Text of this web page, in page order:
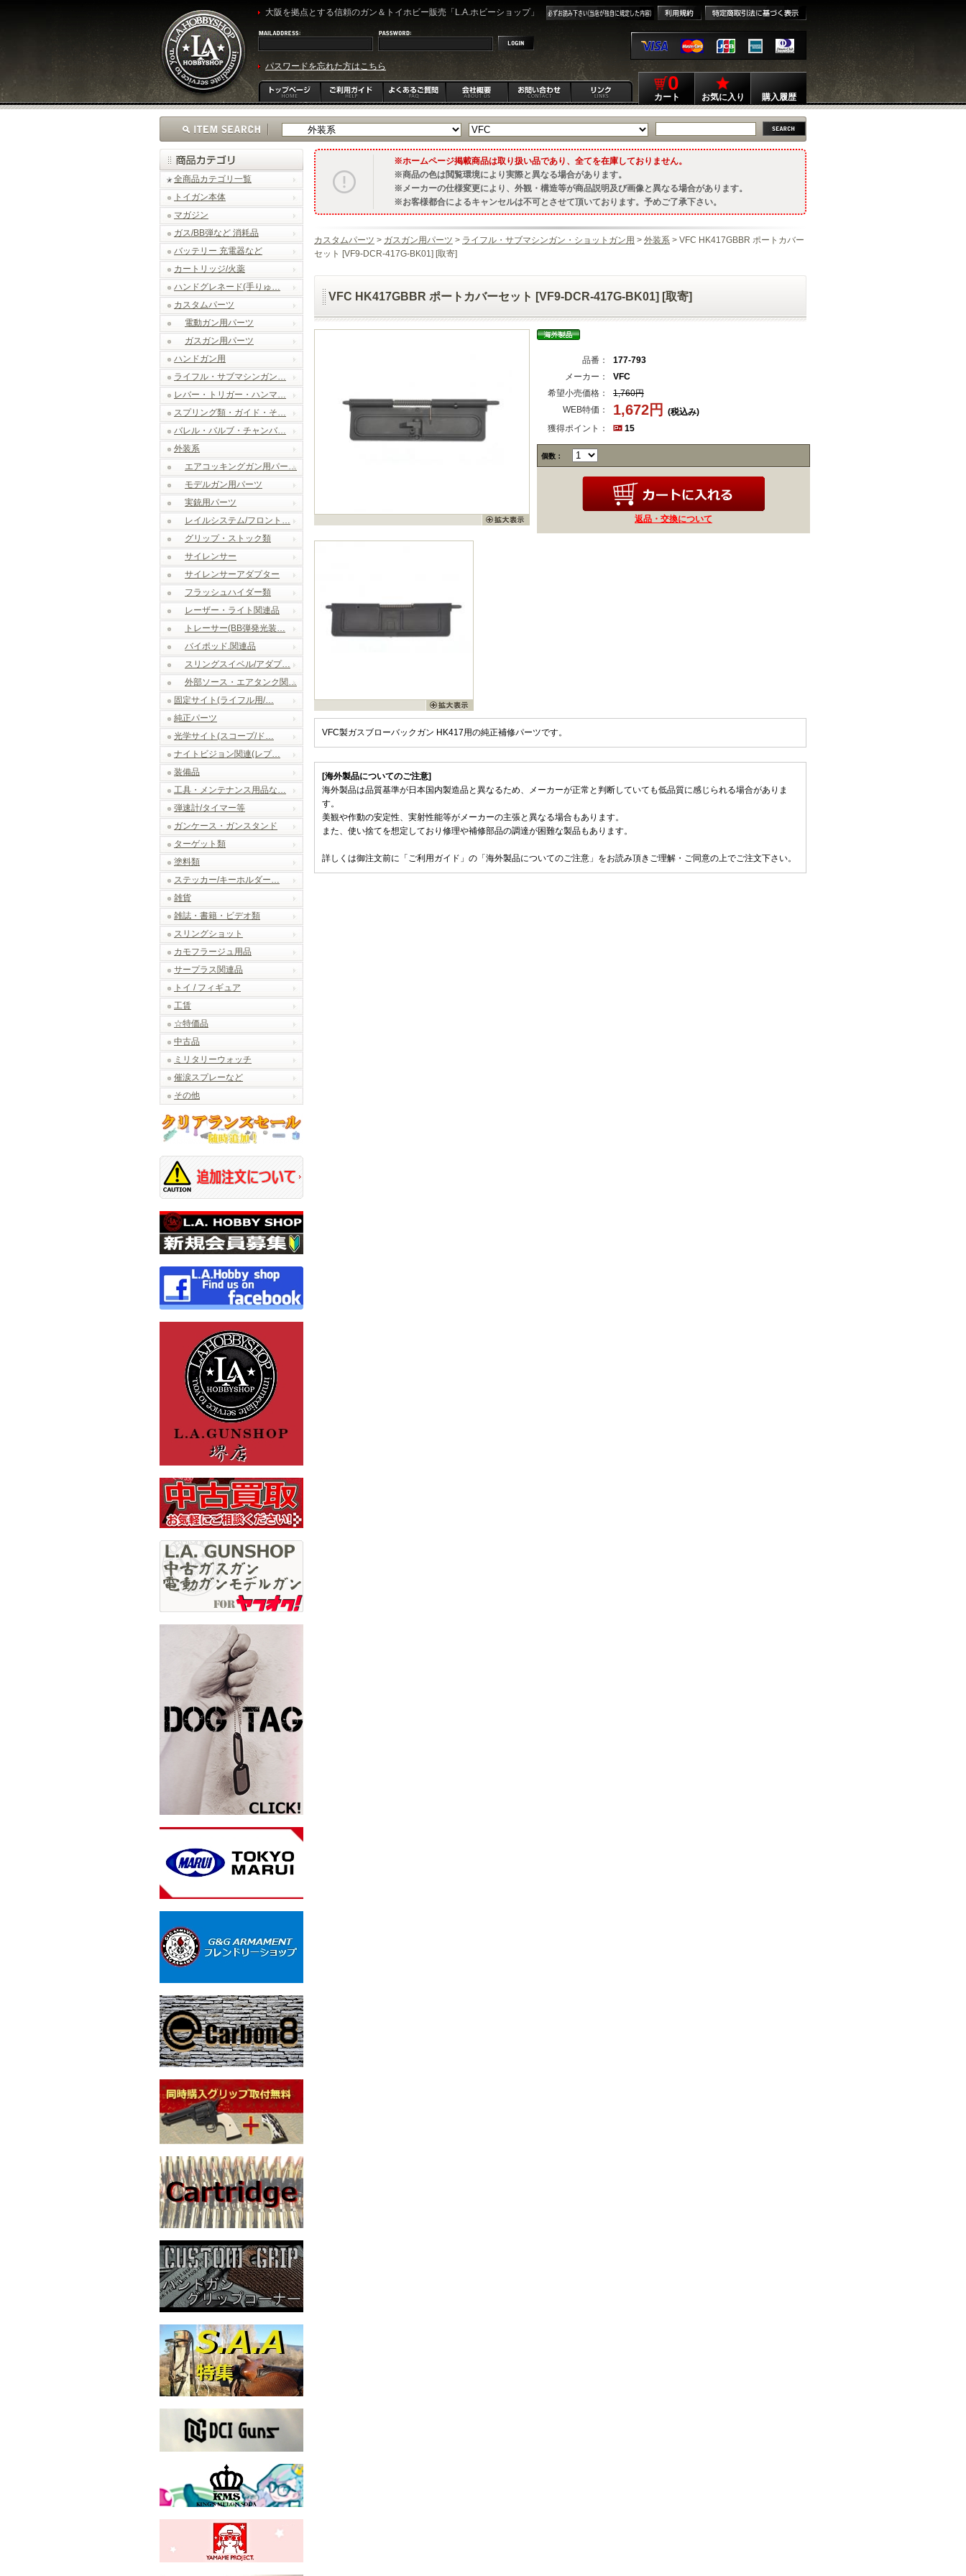
大阪を拠点とする信頼のガン＆トイホビー販売「L.A.ホビーショップ」
パスワードを忘れた方はこちら
0
カート お気に入り 購入履歴
全商品カテゴリ一覧
トイガン本体
マガジン
ガス/BB弾など 消耗品
バッテリー 充電器など
カートリッジ/火薬
ハンドグレネード(手りゅ…
カスタムパーツ
電動ガン用パーツ
ガスガン用パーツ
ハンドガン用
ライフル・サブマシンガン…
レバー・トリガー・ハンマ…
スプリング類・ガイド・そ…
バレル・バルブ・チャンバ…
外装系
エアコッキングガン用パー…
モデルガン用パーツ
実銃用パーツ
レイルシステム/フロント…
グリップ・ストック類
サイレンサー
サイレンサーアダプター
フラッシュハイダー類
レーザー・ライト関連品
トレーサー(BB弾発光装…
バイポッド.関連品
スリングスイベル/アダプ…
外部ソース・エアタンク関…
固定サイト(ライフル用/…
純正パーツ
光学サイト(スコープ/ド…
ナイトビジョン関連(レプ…
装備品
工具・メンテナンス用品な…
弾速計/タイマー等
ガンケース・ガンスタンド
ターゲット類
塗料類
ステッカー/キーホルダー…
雑貨
雑誌・書籍・ビデオ類
スリングショット
カモフラージュ用品
サープラス関連品
トイ / フィギュア
工賃
☆特価品
中古品
ミリタリーウォッチ
催涙スプレーなど
その他
ホームページ掲載商品は取り扱い品であり、全てを在庫しておりません。
商品の色は閲覧環境により実際と異なる場合があります。
メーカーの仕様変更により、外観・構造等が商品説明及び画像と異なる場合があります。
お客様都合によるキャンセルは不可とさせて頂いております。予めご了承下さい。
カスタムパーツ > ガスガン用パーツ > ライフル・サブマシンガン・ショットガン用 > 外装系 > VFC HK417GBBR ポートカバー
セット [VF9-DCR-417G-BK01] [取寄]
VFC HK417GBBR ポートカバーセット [VF9-DCR-417G-BK01] [取寄]
品番：
177-793
メーカー：
VFC
希望小売価格：
1,760円
WEB特価：
1,672円
(税込み)
獲得ポイント：
15
個数：
返品・交換について
VFC製ガスブローバックガン HK417用の純正補修パーツです。
[海外製品についてのご注意]
海外製品は品質基準が日本国内製造品と異なるため、メーカーが正常と判断していても低品質に感じられる場合がありま
す。
美観や作動の安定性、実射性能等がメーカーの主張と異なる場合もあります。
また、使い捨てを想定しており修理や補修部品の調達が困難な製品もあります。
詳しくは御注文前に「ご利用ガイド」の「海外製品についてのご注意」をお読み頂きご理解・ご同意の上でご注文下さい。